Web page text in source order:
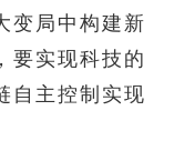
变局中构建新
要实现科技的
自主控制实现